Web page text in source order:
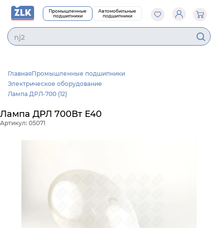
Промышленные
подшипники
Автомобильные
подшипники
nj205
ГлавнаяПромышленные подшипники
Электрическое оборудование
Лампа ДРЛ-700 (12)
Лампа ДРЛ 700Вт Е40
Артикул: 05071